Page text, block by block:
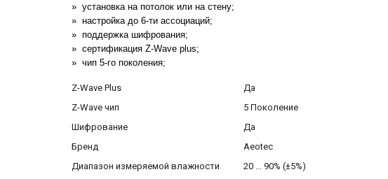
установка на потолок или на стену;
настройка до 6-ти ассоциаций;
поддержка шифрования;
сертификация Z-Wave plus;
чип 5-го поколения;
Z-Wave Plus
Да
Z-Wave чип
5 Поколение
Шифрование
Да
Бренд
Aeotec
Диапазон измеряемой влажности
20 ... 90% (±5%)